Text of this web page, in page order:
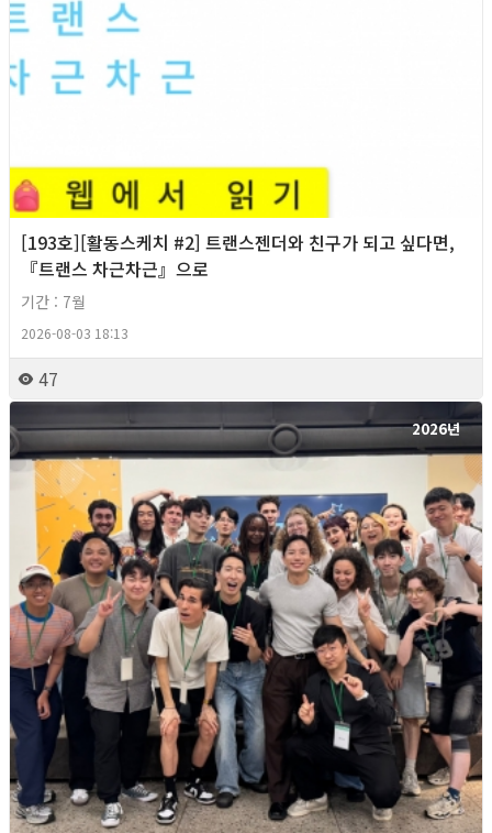
[193호][활동스케치 #2] 트랜스젠더와 친구가 되고 싶다면,
『트랜스 차근차근』으로
기간 : 7월
2026-08-03 18:13
47
2026년